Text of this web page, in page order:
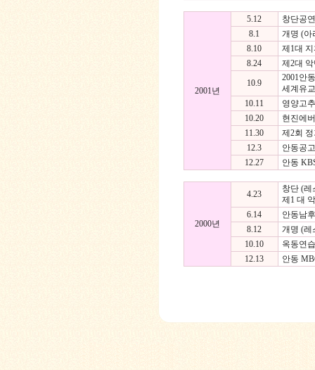
2001년
5.12
창단공
8.1
개명 (아
8.10
제1대
8.24
제2대
10.9
2001안
세계유
10.11
영양고
10.20
현진에
11.30
제2회
12.3
안동공
12.27
안동
2000년
4.23
창단 (레
제1 대
6.14
안동남
8.12
개명 (레
10.10
옥동연
12.13
안동